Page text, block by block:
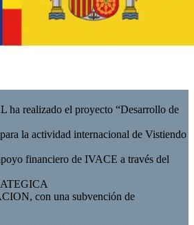
realizado el proyecto “Desarrollo de
la actividad internacional de Vistiendo
financiero de IVACE a través del
con una subvención de